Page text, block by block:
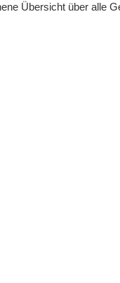
Übersicht über alle